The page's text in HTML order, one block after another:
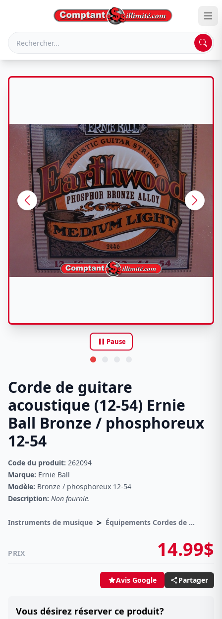
pause Pause
Corde de guitare
acoustique (12-54) Ernie
Ball Bronze / phosphoreux
12-54
Code du produit: 262094
Marque: Ernie Ball
Modèle: Bronze / phosphoreux 12-54
Description: Non fournie.
Instruments de musique > Équipements Cordes de guitares
PRIX 14.99$
Avis Google Partager
Vous désirez réserver ce produit?